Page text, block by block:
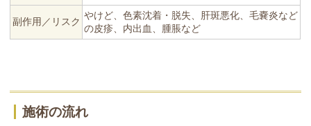
副作用／ リスク
やけど、色素沈着・脱失、肝斑悪化、毛嚢炎など
の皮疹、内出血、腫脹など
施術の流れ